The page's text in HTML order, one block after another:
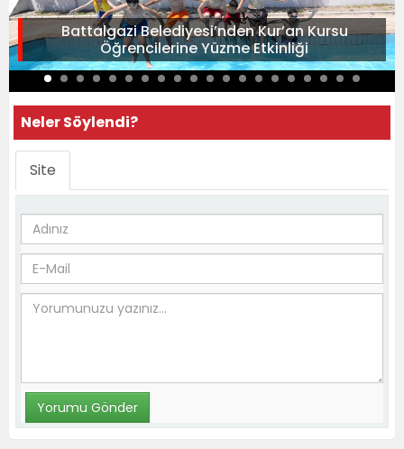
Battalgazi Belediyesi’nden Kur’an Kursu
Öğrencilerine Yüzme Etkinliği
Neler Söylendi?
Site